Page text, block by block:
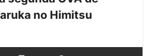
no Himitsu